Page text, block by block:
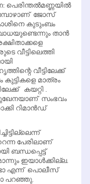
പെരിന്തല്‍മണ്ണയില്‍
ജോസ്
കുടുംബം
താന്‍
വീട്ടിലെത്തി
വീട്ടിലേക്ക്
മാത്രം
കയറ്റി .
സംഭവം
റിമാന്‍ഡ്
പേരിലാണ്
ബന്ധപ്പെട്ട്
ഇയാള്‍ക്കില്ല.
എന്ന് പൊലീസ്
പറഞ്ഞു.